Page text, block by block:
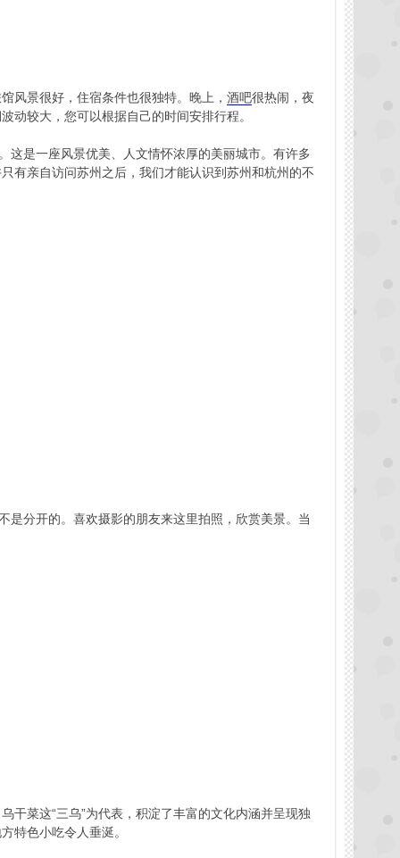
风景很好，住宿条件也很独特。晚上， 酒吧很热闹，夜
动较大，您可以根据自己的时间安排行程。
这是一座风景优美、人文情怀浓厚的美丽城市。有许多
有亲自访问苏州之后，我们才能认识到苏州和杭州的不
是分开的。喜欢摄影的朋友来这里拍照，欣赏美景。当
干菜这“三乌”为代表，积淀了丰富的文化内涵并呈现独
特色小吃令人垂涎。